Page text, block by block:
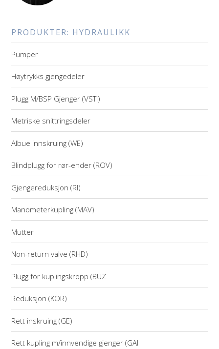
PRODUKTER: HYDRAULIKK
Pumper
Høytrykks gjengedeler
Plugg M/BSP Gjenger (VSTI)
Metriske snittringsdeler
Albue innskruing (WE)
Blindplugg for rør-ender (ROV)
Gjengereduksjon (RI)
Manometerkupling (MAV)
Mutter
Non-return valve (RHD)
Plugg for kuplingskropp (BUZ
Reduksjon (KOR)
Rett inskruing (GE)
Rett kupling m/innvendige gjenger (GAI